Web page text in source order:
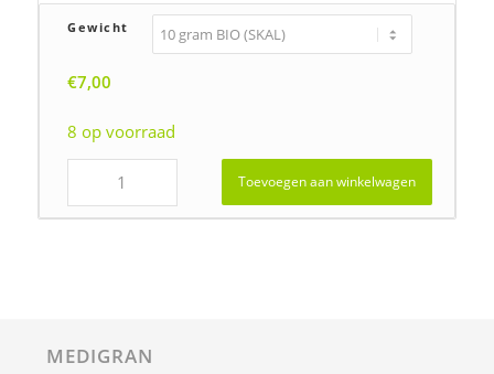
€210,00
Gewicht
€7,00
8 op voorraad
Toevoegen aan winkelwagen
MEDIGRAN